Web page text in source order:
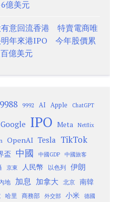
億美元
有意回流香港 特賣電商唯
年來港IPO 今年股價累
億美元
9988 9992 AI Apple ChatGPT
Google IPO Meta Netflix
OpenAI Tesla TikTok
盃 中國 中國GDP 中國旅客
京東 人民幣 以色列 伊朗
地 加息 加拿大 北京
南韓
哈里 商務部 外交部 小米 德國